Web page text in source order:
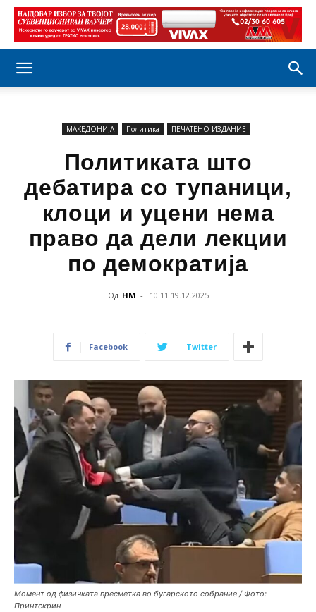
МАКЕДОНИЈА Политика ПЕЧАТЕНО ИЗДАНИЕ
Политиката што
дебатира со тупаници,
клоци и уцени нема
право да дели лекции
по демократија
Од НМ - 10:11 19.12.2025
Facebook Twitter
Момент од физичката пресметка во бугарското собрание / Фото:
Принтскрин